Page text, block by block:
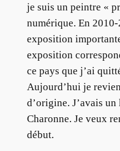
je suis un peintre «
numérique. En
exposition
exposition
ce pays que j’ai
Aujourd’hui je
d’origine. J’avais
Charonne. Je veux
début.